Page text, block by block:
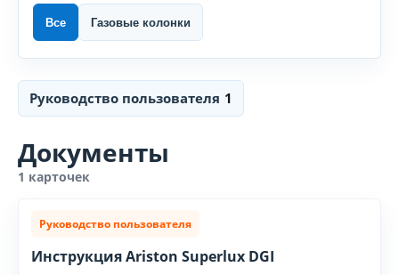
Все Газовые колонки
Руководство пользователя 1
Документы
1 карточек
Руководство пользователя
Инструкция Ariston Superlux DGI